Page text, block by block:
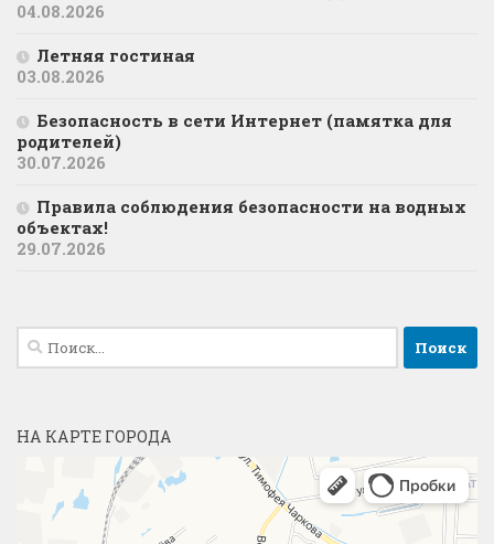
04.08.2026
Летняя гостиная
03.08.2026
Безопасность в сети Интернет (памятка для
родителей)
30.07.2026
Правила соблюдения безопасности на водных
объектах!
29.07.2026
Найти:
НА КАРТЕ ГОРОДА